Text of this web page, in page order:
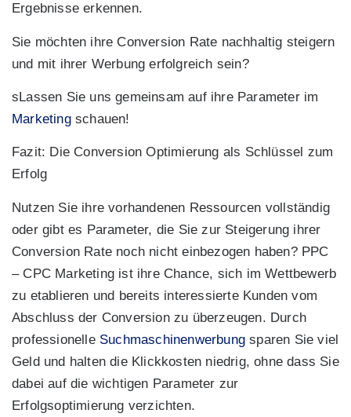
Ergebnisse erkennen.
Sie möchten ihre Conversion Rate nachhaltig steigern
und mit ihrer Werbung erfolgreich sein?
sLassen Sie uns gemeinsam auf ihre Parameter im
Marketingschauen!
Fazit: Die Conversion Optimierung als Schlüssel zum
Erfolg
Nutzen Sie ihre vorhandenen Ressourcen vollständig
oder gibt es Parameter, die Sie zur Steigerung ihrer
Conversion Rate noch nicht einbezogen haben? PPC
– CPC Marketing ist ihre Chance, sich im Wettbewerb
zu etablieren und bereits interessierte Kunden vom
Abschluss der Conversion zu überzeugen. Durch
professionelle Suchmaschinenwerbung sparen Sie viel
Geld und halten die Klickkosten niedrig, ohne dass Sie
dabei auf die wichtigen Parameter zur
Erfolgsoptimierung verzichten.